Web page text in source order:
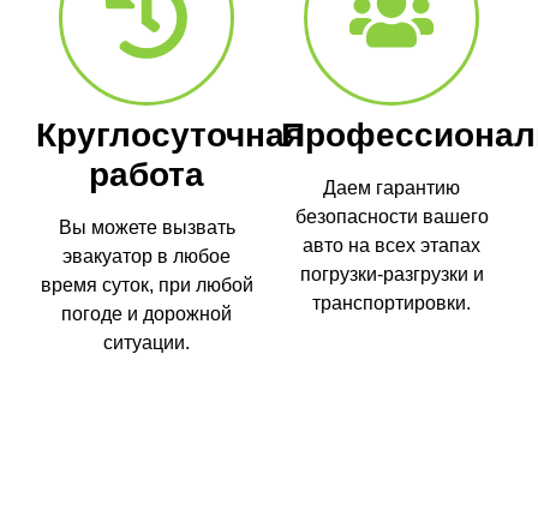
Круглосуточная
работа
Вы можете вызвать
эвакуатор в любое
время суток, при любой
погоде и дорожной
ситуации.
Даем гарантию
безопасности вашего
авто на всех этапах
погрузки-разгрузки и
транспортировки.